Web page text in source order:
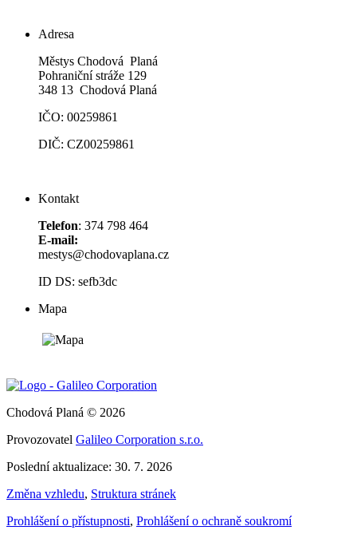
Adresa
Městys Chodová Planá
Pohraniční stráže 129
348 13 Chodová Planá
IČO: 00259861
DIČ: CZ00259861
Kontakt
Telefon: 374 798 464
E-mail:
mestys@chodovaplana.cz
ID DS: sefb3dc
Mapa
Chodová Planá © 2026
Provozovatel Galileo Corporation s.r.o.
Poslední aktualizace: 30. 7. 2026
Změna vzhledu, Struktura stránek
Prohlášení o přístupnosti, Prohlášení o ochraně soukromí